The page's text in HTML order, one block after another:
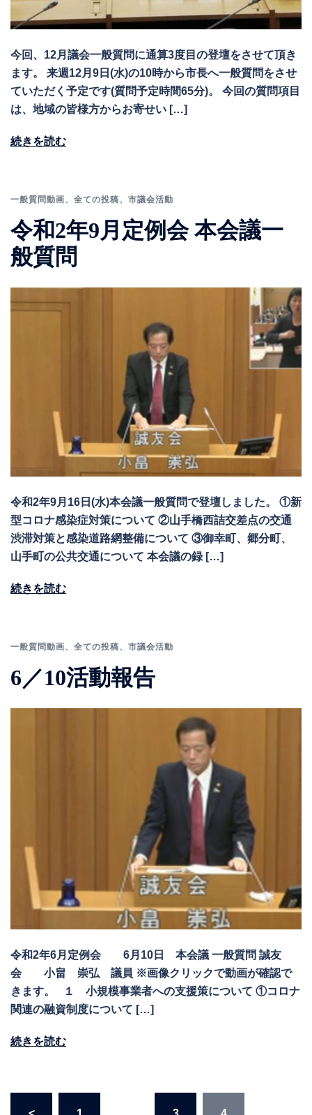
今回、12月議会一般質問に通算3度目の登壇をさせて頂き
ます。 来週12月9日(水)の10時から市長へ一般質問をさせ
ていただく予定です(質問予定時間65分)。 今回の質問項目
は、地域の皆様方からお寄せい […]
続きを読む
一般質問動画、 全ての投稿、 市議会活動
令和2年9月定例会 本会議一
般質問
令和2年9月16日(水)本会議一般質問で登壇しました。 ①新
型コロナ感染症対策について ②山手橋西詰交差点の交通
渋滞対策と感染道路網整備について ③御幸町、郷分町、
山手町の公共交通について 本会議の録 […]
続きを読む
一般質問動画、 全ての投稿、 市議会活動
6／10活動報告
令和2年6月定例会 6月10日 本会議 一般質問 誠友
会 小畠 崇弘 議員 ※画像クリックで動画が確認で
きます。 １ 小規模事業者への支援策について ①コロナ
関連の融資制度について […]
続きを読む